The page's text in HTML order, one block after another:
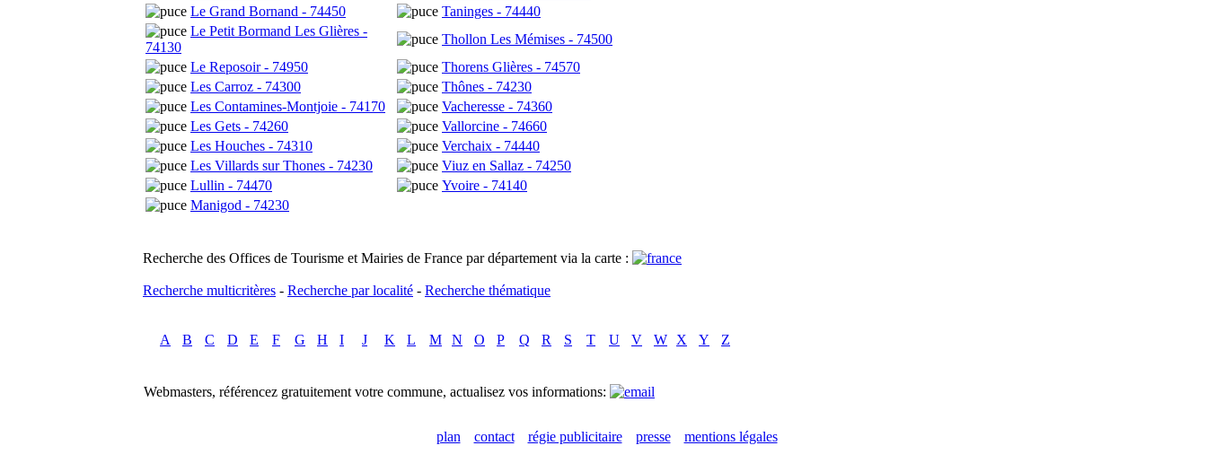
Le Grand Bornand - 74450
Taninges - 74440
Le Petit Bormand Les Glières -
74130
Thollon Les Mémises - 74500
Le Reposoir - 74950
Thorens Glières - 74570
Les Carroz - 74300
Thônes - 74230
Les Contamines-Montjoie - 74170
Vacheresse - 74360
Les Gets - 74260
Vallorcine - 74660
Les Houches - 74310
Verchaix - 74440
Les Villards sur Thones - 74230
Viuz en Sallaz - 74250
Lullin - 74470
Yvoire - 74140
Manigod - 74230
Recherche des Offices de Tourisme et Mairies de France par département via la carte :
Recherche multicritères - Recherche par localité - Recherche thématique
A B C D E F G H I J K L M N O P Q R S T U V W X Y Z
Webmasters, référencez gratuitement votre commune, actualisez vos informations:
plan contact régie publicitaire presse mentions légales